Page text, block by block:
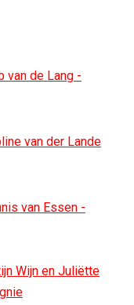
van de Lang -
van der Lande
van Essen -
Wijn en Juliëtte